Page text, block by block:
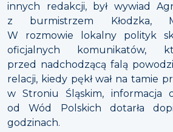
innych redakcji, był wywiad
z burmistrzem Kłodzka,
W rozmowie lokalny polityk
oficjalnych komunikatów,
przed nadchodzącą falą
relacji, kiedy pękł wał na tamie
w Stroniu Śląskim, informacja
od Wód Polskich dotarła
godzinach.